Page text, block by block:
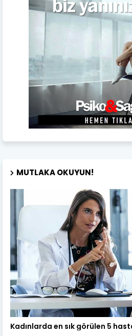
MUTLAKA OKUYUN!
Kadın Sağlığı
Kadınlarda en sık görülen 5